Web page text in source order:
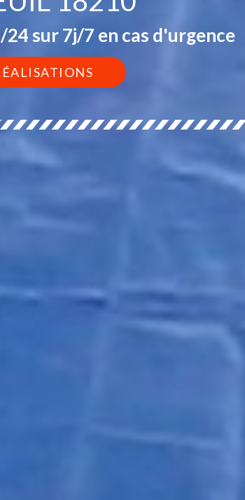
sur 7j/7 en cas d'urgence